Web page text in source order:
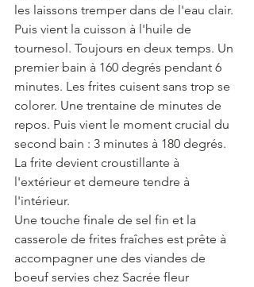
les laissons tremper dans de l'eau clair.
Puis vient la cuisson à l'huile de
tournesol. Toujours en deux temps. Un
premier bain à 160 degrés pendant 6
minutes. Les frites cuisent sans trop se
colorer. Une trentaine de minutes de
repos. Puis vient le moment crucial du
second bain : 3 minutes à 180 degrés.
La frite devient croustillante à
l'extérieur et demeure tendre à
l'intérieur.
Une touche finale de sel fin et la
casserole de frites fraîches est prête à
accompagner une des viandes de
boeuf servies chez Sacrée fleur